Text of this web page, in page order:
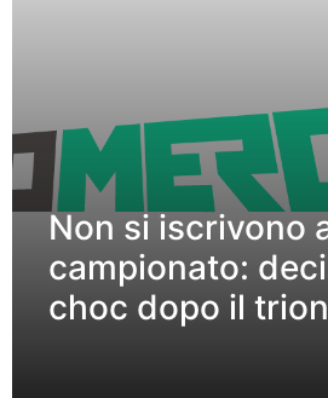
Non si iscrivono
campionato:
choc dopo il